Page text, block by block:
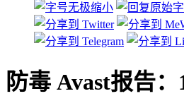
防毒 Avast报告